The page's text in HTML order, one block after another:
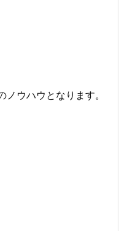
ウハウとなります。